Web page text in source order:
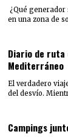
¿Qué
en una zona de
Diario de ruta
Mediterráneo
El verdadero
del desvío.
Campings